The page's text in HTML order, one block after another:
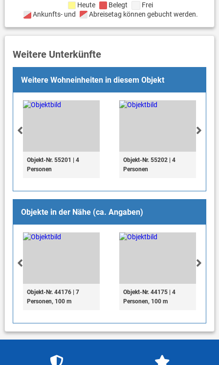
Heute Belegt
Frei
Ankunfts- und
Abreisetag können gebucht werden.
Weitere Unterkünfte
Weitere Wohneinheiten in diesem Objekt
Objekt-Nr. 55201 | 4
Personen
Objekt-Nr. 55202 | 4
Personen
Objekte in der Nähe (ca. Angaben)
Objekt-Nr. 44176 | 7
Personen, 100 m
Objekt-Nr. 44175 | 4
Personen, 100 m